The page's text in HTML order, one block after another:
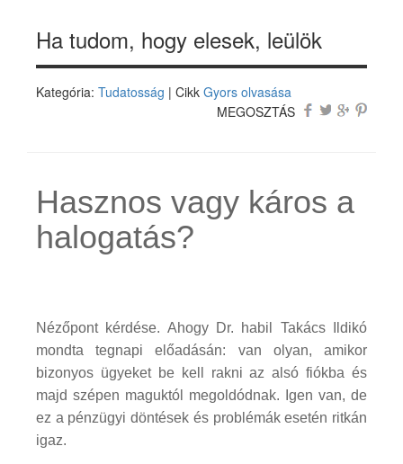
Ha tudom, hogy elesek, leülök
Kategória: Tudatosság | Cikk Gyors olvasása
MEGOSZTÁS
Hasznos vagy káros a
halogatás?
Nézőpont kérdése. Ahogy Dr. habil Takács Ildikó
mondta tegnapi előadásán: van olyan, amikor
bizonyos ügyeket be kell rakni az alsó fiókba és
majd szépen maguktól megoldódnak. Igen van, de
ez a pénzügyi döntések és problémák esetén ritkán
igaz.